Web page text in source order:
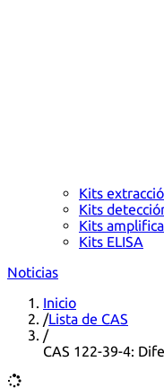
Kits
Kits
Kits
Kits ELISA
Noticias
Inicio
/Lista de CAS
/
CAS 122-39-4: